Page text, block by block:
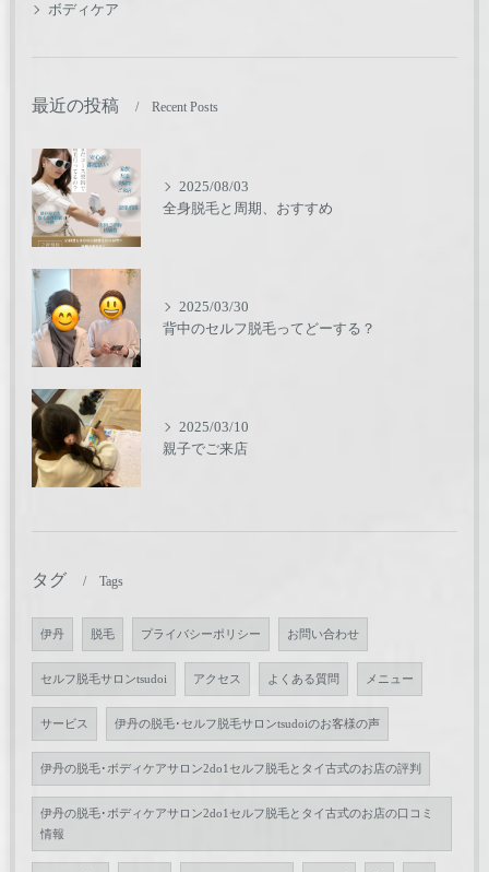
ボディケア
最近の投稿 Recent Posts
2025/08/03
全身脱毛と周期、おすすめ
2025/03/30
背中のセルフ脱毛ってどーする？
2025/03/10
親子でご来店
タグ Tags
伊丹 脱毛 プライバシーポリシー お問い合わせ
セルフ脱毛サロンtsudoi アクセス よくある質問 メニュー
サービス 伊丹の脱毛･セルフ脱毛サロンtsudoiのお客様の声
伊丹の脱毛･ボディケアサロン2do1セルフ脱毛とタイ古式のお店の評判
伊丹の脱毛･ボディケアサロン2do1セルフ脱毛とタイ古式のお店の口コミ
情報